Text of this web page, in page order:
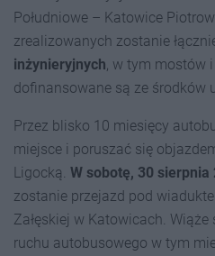
Południowe – Katowice
zrealizowanych zostanie
inżynieryjnych , w tym mostów
dofinansowane są ze środków
Przez blisko 10 miesięcy
miejsce i poruszać się
Ligocką. W sobotę, 30 sierpnia
zostanie przejazd pod
Załęskiej w Katowicach.
ruchu autobusowego w tym